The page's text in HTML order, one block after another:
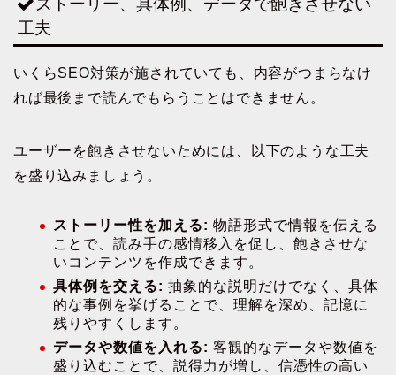
ストーリー、具体例、データで飽きさせない
工夫
いくらSEO対策が施されていても、内容がつまらなけ
れば最後まで読んでもらうことはできません。
ユーザーを飽きさせないためには、以下のような工夫
を盛り込みましょう。
ストーリー性を加える: 物語形式で情報を伝える
ことで、読み手の感情移入を促し、飽きさせな
いコンテンツを作成できます。
具体例を交える: 抽象的な説明だけでなく、具体
的な事例を挙げることで、理解を深め、記憶に
残りやすくします。
データや数値を入れる: 客観的なデータや数値を
盛り込むことで、説得力が増し、信憑性の高い